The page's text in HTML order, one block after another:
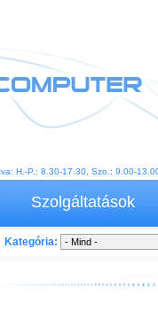
P.: 8.30-17.30, Szo.: 9.00-
Szolgáltatások
Kategória: